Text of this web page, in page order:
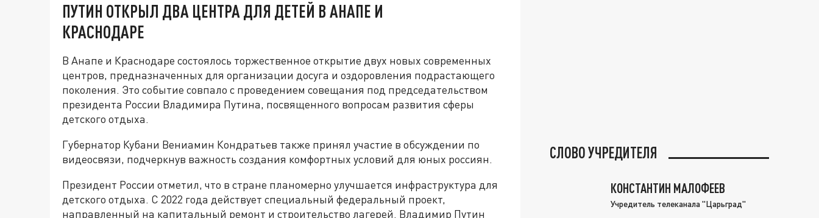
ПУТИН ОТКРЫЛ ДВА ЦЕНТРА ДЛЯ ДЕТЕЙ В АНАПЕ И
КРАСНОДАРЕ
В Анапе и Краснодаре состоялось торжественное открытие двух новых современных
центров, предназначенных для организации досуга и оздоровления подрастающего
поколения. Это событие совпало с проведением совещания под председательством
президента России Владимира Путина, посвященного вопросам развития сферы
детского отдыха.
Губернатор Кубани Вениамин Кондратьев также принял участие в обсуждении по
видеосвязи, подчеркнув важность создания комфортных условий для юных россиян.
Президент России отметил, что в стране планомерно улучшается инфраструктура для
детского отдыха. С 2022 года действует специальный федеральный проект,
направленный на капитальный ремонт и строительство лагерей. Владимир Путин
СЛОВО УЧРЕДИТЕЛЯ
КОНСТАНТИН МАЛОФЕЕВ
Учредитель телеканала "Царьград"